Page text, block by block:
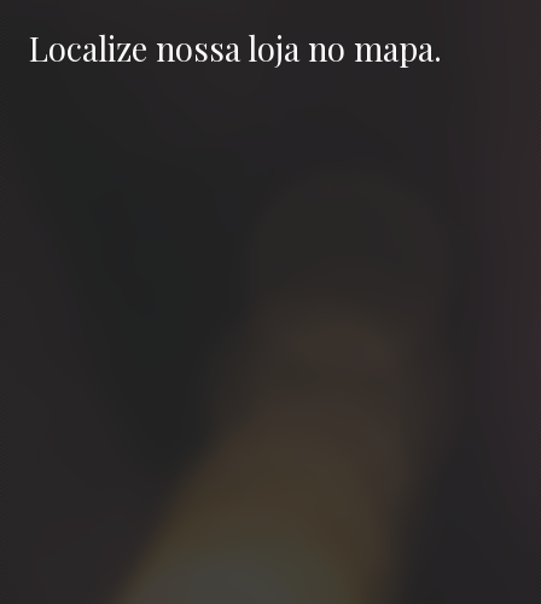
Localize nossa loja no mapa.